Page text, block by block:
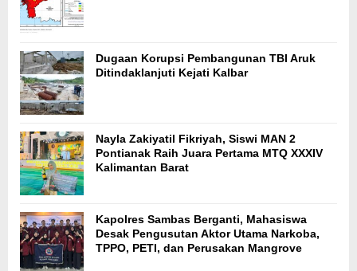
Dugaan Korupsi Pembangunan TBI Aruk
Ditindaklanjuti Kejati Kalbar
Nayla Zakiyatil Fikriyah, Siswi MAN 2
Pontianak Raih Juara Pertama MTQ XXXIV
Kalimantan Barat
Kapolres Sambas Berganti, Mahasiswa
Desak Pengusutan Aktor Utama Narkoba,
TPPO, PETI, dan Perusakan Mangrove